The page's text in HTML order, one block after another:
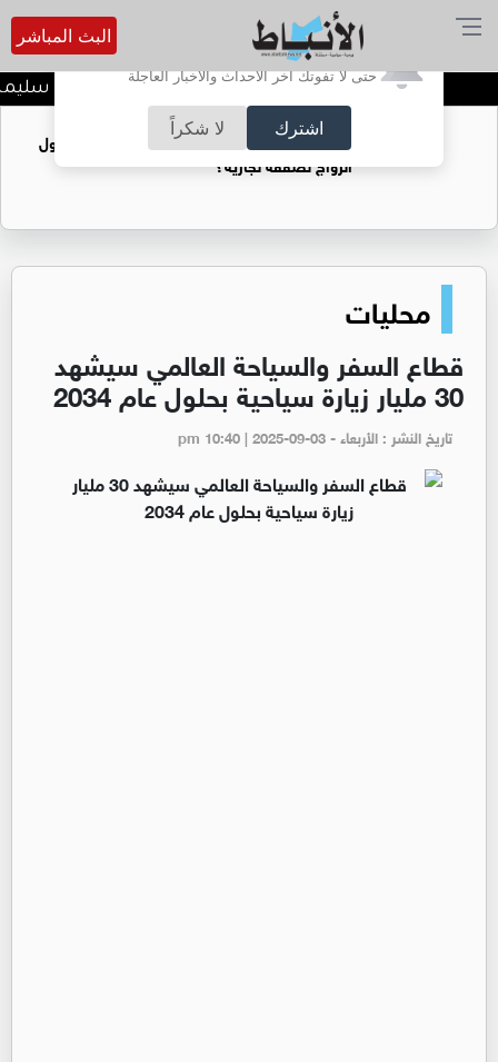
أترغب في تفعيل الإشعارات؟
حتى لا تفوتك آخر الأحداث والأخبار العاجلة
اشترك لا شكراً
البث المباشر
د. منذر جرادات يهنىء الشيخ سليمان
فتيات يستغللنه لتحقيق مكاسب مادية.. هل تحول
الزواج لصفقة تجارية؟
محليات
قطاع السفر والسياحة العالمي سيشهد
30 مليار زيارة سياحية بحلول عام 2034
تاريخ النشر : الأربعاء - pm 10:40 | 2025-09-03